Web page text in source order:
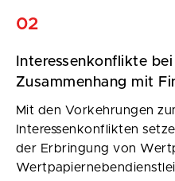
02
Interessenkonflikte
Zusammenhang mit
Mit den Vorkehrungen
Interessenkonflikten
der Erbringung von